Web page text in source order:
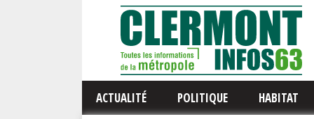
ACTUALITÉ POLITIQUE HABITAT